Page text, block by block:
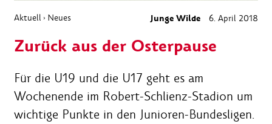
Aktuell › Neues Junge Wilde 6. April 2018
Zurück aus der Osterpause
Für die U19 und die U17 geht es am
Wochenende im Robert-Schlienz-Stadion um
wichtige Punkte in den Junioren-Bundesligen.